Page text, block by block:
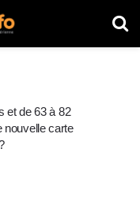
et de 63 à 82
nouvelle carte